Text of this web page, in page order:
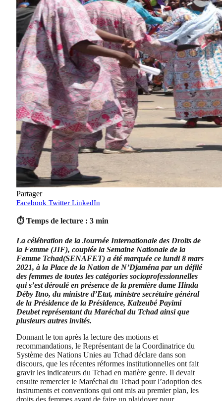
Partager
Facebook Twitter LinkedIn
⏱ Temps de lecture : 3 min
La célébration de la Journée Internationale des Droits de
la Femme (JIF), couplée la Semaine Nationale de la
Femme Tchad(SENAFET) a été marquée ce lundi 8 mars
2021, à la Place de la Nation de N’Djaména par un défilé
des femmes de toutes les catégories socioprofessionnelles
qui s’est déroulé en présence de la première dame Hinda
Déby Itno, du ministre d’Etat, ministre secrétaire général
de la Présidence de la Présidence, Kalzeubé Payimi
Deubet représentant du Maréchal du Tchad ainsi que
plusieurs autres invités.
Donnant le ton après la lecture des motions et
recommandations, le Représentant de la Coordinatrice du
Système des Nations Unies au Tchad déclare dans son
discours, que les récentes réformes institutionnelles ont fait
gravir les indicateurs du Tchad en matière genre. Il devait
ensuite remercier le Maréchal du Tchad pour l’adoption des
instruments et conventions qui ont mis au premier plan, les